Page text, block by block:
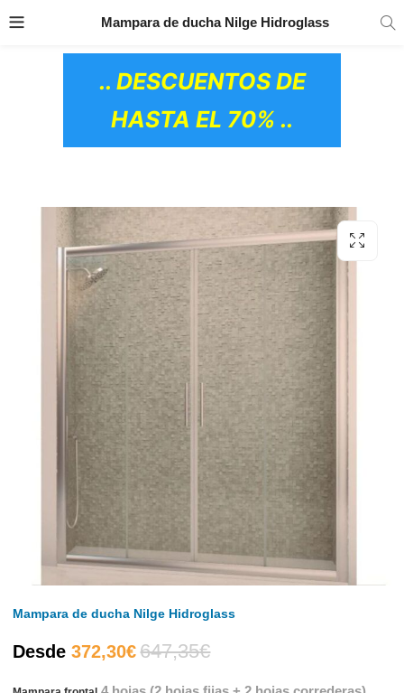
PRODUCTOS
.. DESCUENTOS DE
HASTA EL 70% ..
Mampara de ducha Nilge Hidroglass
Mampara de ducha Nilge Hidroglass
Desde 372,30€El
647,35€El